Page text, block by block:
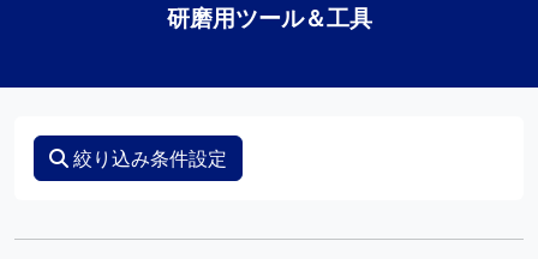
研磨用ツール＆工具
絞り込み条件設定